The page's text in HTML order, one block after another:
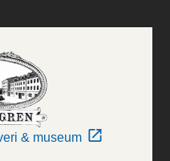
& museum